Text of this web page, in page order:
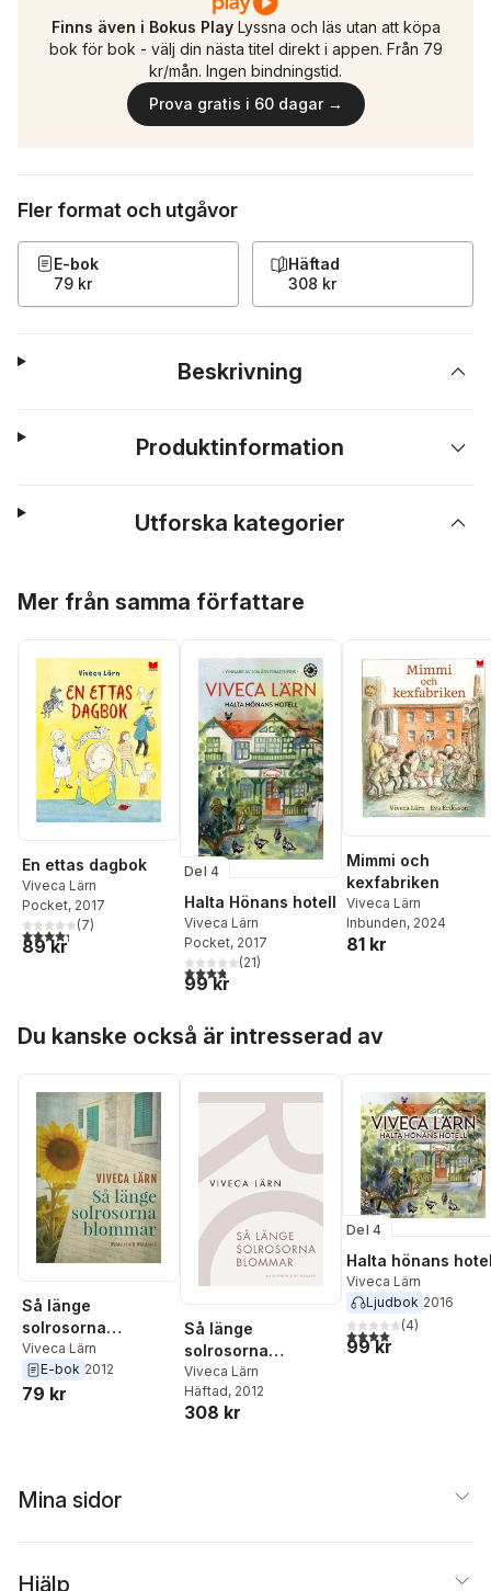
Finns även i Bokus Play Lyssna och läs utan att köpa
bok för bok - välj din nästa titel direkt i appen. Från 79
kr/mån. Ingen bindningstid.
Prova gratis i 60 dagar →
Fler format och utgåvor
E-bok
79 kr
Häftad
308 kr
Beskrivning
Produktinformation
Utforska kategorier
Mer från samma författare
En ettas dagbok
Viveca Lärn
Pocket, 2017
4,3utav 5 stjärnor. Totalt antal röster:
(7)
89 kr
Del 4
Halta Hönans hotell
Viveca Lärn
Pocket, 2017
3,8utav 5 stjärnor. Totalt antal röster:
(21)
99 kr
Mimmi och
kexfabriken
Viveca Lärn
Inbunden, 2024
81 kr
Du kanske också är intresserad av
Så länge
solrosorna
blommar
Viveca Lärn
E-bok 2012
79 kr
Så länge
solrosorna
blommar
Viveca Lärn
Häftad, 2012
308 kr
Del 4
Halta hönans
Viveca Lärn
Ljudbok 2016
4,0utav 5 stjärnor.
(4)
99 kr
Mina sidor
Hjälp